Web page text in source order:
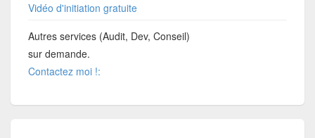
Vidéo d'initiation gratuite
Autres services (Audit, Dev, Conseil)
sur demande.
Contactez moi !: